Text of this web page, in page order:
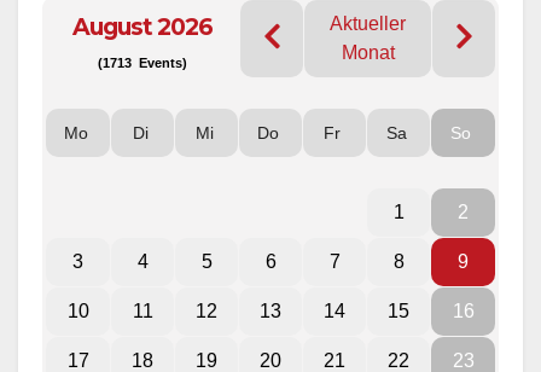
August 2026
(1713 Events)
Aktueller
Monat
Mo Di Mi Do Fr Sa So
1 2
3 4 5 6 7 8 9
10 11 12 13 14 15 16
17 18 19 20 21 22 23